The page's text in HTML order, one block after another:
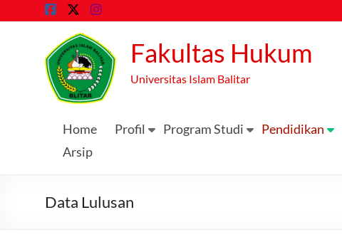
to
Fakultas Hukum
Universitas Islam Balitar
Home Profil Program Studi Pendidikan
Arsip
Data Lulusan